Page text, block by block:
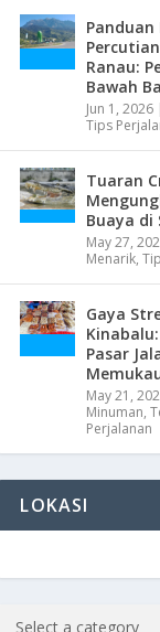
Panduan
Ranau:
Bawah
Jun 1, 2026
Tips
Tuaran
Buaya di
May 27,
Menarik,
Gaya
Pasar
May 21,
Minuman,
Perjalanan
LOKASI